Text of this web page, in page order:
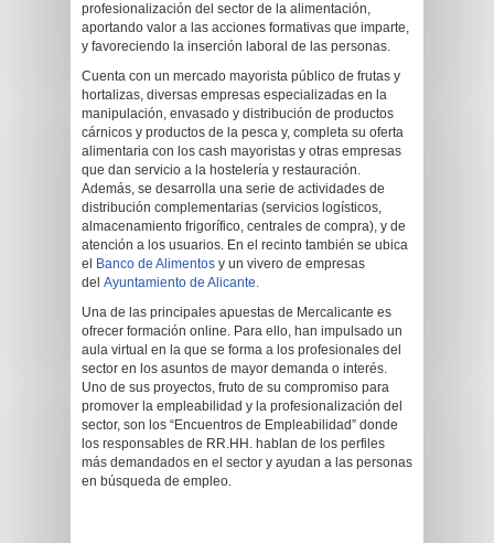
profesionalización del sector de la alimentación,
aportando valor a las acciones formativas que imparte,
y favoreciendo la inserción laboral de las personas.
Cuenta con un mercado mayorista público de frutas y
hortalizas, diversas empresas especializadas en la
manipulación, envasado y distribución de productos
cárnicos y productos de la pesca y, completa su oferta
alimentaria con los cash mayoristas y otras empresas
que dan servicio a la hostelería y restauración.
Además, se desarrolla una serie de actividades de
distribución complementarias (servicios logísticos,
almacenamiento frigorífico, centrales de compra), y de
atención a los usuarios. En el recinto también se ubica
el
Banco de Alimentos y un vivero de empresas
del Ayuntamiento de Alicante.
Una de las principales apuestas de Mercalicante es
ofrecer formación online. Para ello, han impulsado un
aula virtual en la que se forma a los profesionales del
sector en los asuntos de mayor demanda o interés.
Uno de sus proyectos, fruto de su compromiso para
promover la empleabilidad y la profesionalización del
sector, son los “Encuentros de Empleabilidad” donde
los responsables de RR.HH. hablan de los perfiles
más demandados en el sector y ayudan a las personas
en búsqueda de empleo.